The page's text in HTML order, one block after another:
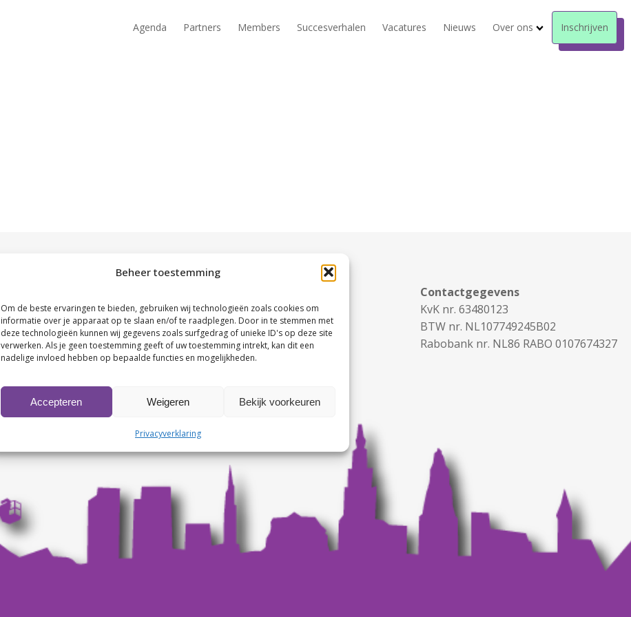
Beheer toestemming
Om de beste ervaringen te bieden, gebruiken wij technologieën zoals cookies om
informatie over je apparaat op te slaan en/of te raadplegen. Door in te stemmen met
deze technologieën kunnen wij gegevens zoals surfgedrag of unieke ID's op deze site
verwerken. Als je geen toestemming geeft of uw toestemming intrekt, kan dit een
nadelige invloed hebben op bepaalde functies en mogelijkheden.
Accepteren Weigeren Bekijk voorkeuren
Privacyverklaring
Agenda Partners Members Succesverhalen Vacatures Nieuws Over ons Inschrijven
Contactgegevens
KvK nr. 63480123
BTW nr. NL107749245B02
Rabobank nr. NL86 RABO 0107674327